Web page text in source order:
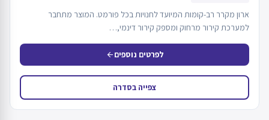
ארון מקרר רב-קומות המיועד לחנויות בכל פורמט. המוצר מתחבר
למערכת קירור מרחוק ומספק קירור דינמי,…
לפרטים נוספיםarrow_back
צפייה בסדרה